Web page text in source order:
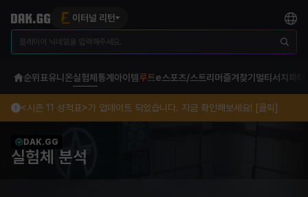
이터널 리턴
순위표유니온실험체 통계 아이템루트e스포츠/스트리머 즐겨찾기 멀티서치 파티
<시즌 11 성적표>가 업데이트 되었습니다. 지금 확인해보세요! [클릭]
DAK.GG
실험체 분석